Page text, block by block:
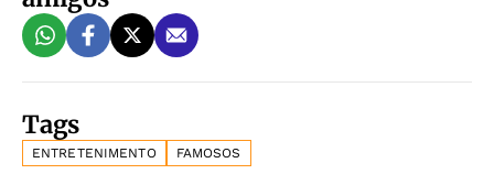
Tags
ENTRETENIMENTO FAMOSOS